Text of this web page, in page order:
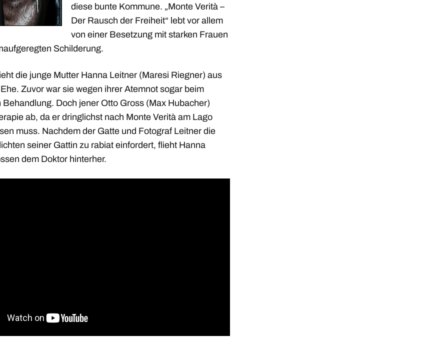
diese bunte Kommune. „Monte Verità –
Der Rausch der Freiheit“ lebt vor allem
von einer Besetzung mit starken Frauen
Schilderung.
die junge Mutter Hanna Leitner (Maresi Riegner) aus
Zuvor war sie wegen ihrer Atemnot sogar beim
Behandlung. Doch jener Otto Gross (Max Hubacher)
ab, da er dringlichst nach Monte Verità am Lago
muss. Nachdem der Gatte und Fotograf Leitner die
seiner Gattin zu rabiat einfordert, flieht Hanna
dem Doktor hinterher.